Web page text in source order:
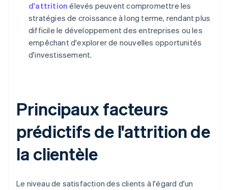
d'attrition élevés peuvent compromettre les
stratégies de croissance à long terme, rendant plus
difficile le développement des entreprises ou les
empêchant d'explorer de nouvelles opportunités
d'investissement.
Principaux facteurs
prédictifs de l'attrition de
la clientèle
Le niveau de satisfaction des clients à l'égard d'un